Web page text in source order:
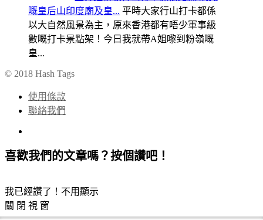
嘅皇后山印度廟及皇... 平時大家行山打卡都係
以大自然風景為主，原來香港都有唔少軍事級
數嘅打卡景點架！今日我就帶A姐嚟到粉嶺嘅
皇...
© 2018 Hash Tags
使用條款
聯絡我們
喜歡我們的文章嗎？按個讚吧！
我已經讚了！不用顯示
關 閉 視 窗